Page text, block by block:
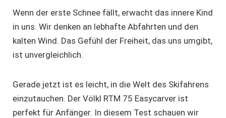
Wenn der erste Schnee fällt, erwacht das innere Kind
in uns. Wir denken an lebhafte Abfahrten und den
kalten Wind. Das Gefühl der Freiheit, das uns umgibt,
ist unvergleichlich.
Gerade jetzt ist es leicht, in die Welt des Skifahrens
einzutauchen. Der Völkl RTM 75 Easycarver ist
perfekt für Anfänger. In diesem Test schauen wir